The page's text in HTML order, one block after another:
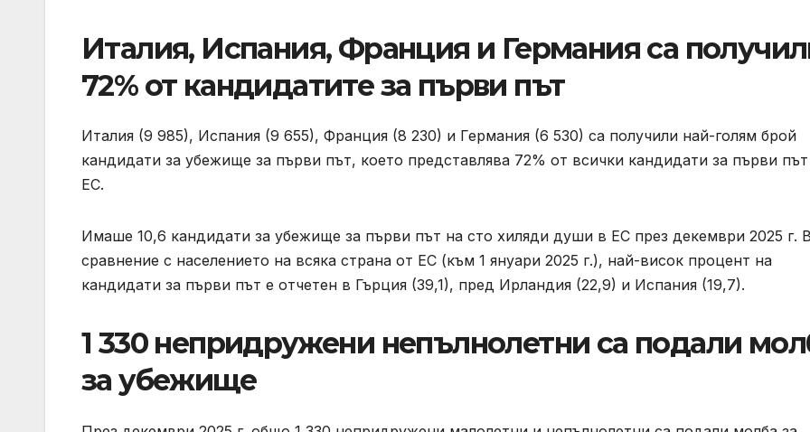
Италия, Испания, Франция и Германия са
72% от кандидатите за първи път
Италия (9 985), Испания (9 655), Франция (8 230) и Германия (6 530) са получили най-голям брой
кандидати за убежище за първи път, което представлява 72% от всички кандидати за първи
ЕС.
Имаше 10,6 кандидати за убежище за първи път на сто хиляди души в ЕС през декември 2025 г.
сравнение с населението на всяка страна от ЕС (към 1 януари 2025 г.), най-висок процент на
кандидати за първи път е отчетен в Гърция (39,1), пред Ирландия (22,9) и Испания (19,7).
1 330 непридружени непълнолетни са подали
за убежище